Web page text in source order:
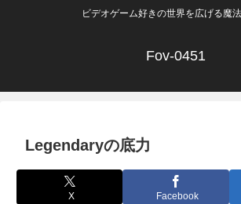
ビデオゲーム好きの世界を広げる魔
Fov-0451
Legendaryの底力
X Facebook